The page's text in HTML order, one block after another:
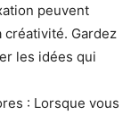
peuvent
créativité. Gardez
les idées qui
: Lorsque vous